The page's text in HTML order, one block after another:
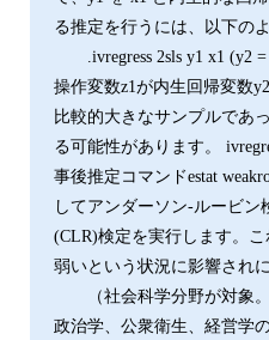
る推定を行うには、以下の
.ivregress 2sls y1 x1 (y2 =
操作変数z1が内生回帰変数
比較的大きなサンプルであ
る可能性があります。
事後推定コマンドestat
してアンダーソン-ルービ
(CLR)検定を実行します。
弱いという状況に影響され
（社会科学分野が対象。
政治学、公衆衛生、経営学